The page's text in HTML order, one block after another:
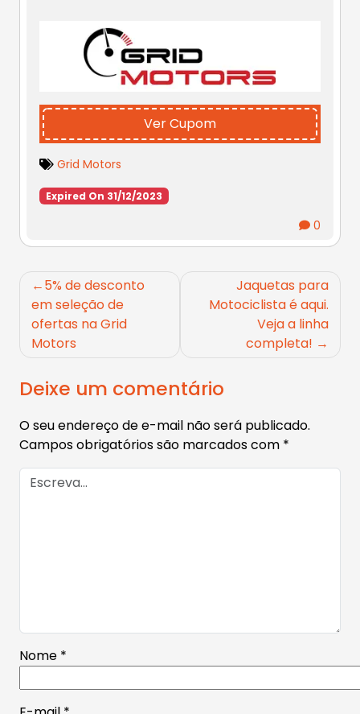
Ver Cupom
Grid Motors
Expired On 31/12/2023
0
Navegação
de
Post
5% de desconto
em seleção de
ofertas na Grid
Motors
Jaquetas para
Motociclista é aqui.
Veja a linha
completa!
Deixe um comentário
O seu endereço de e-mail não será publicado.
Campos obrigatórios são marcados com *
Nome *